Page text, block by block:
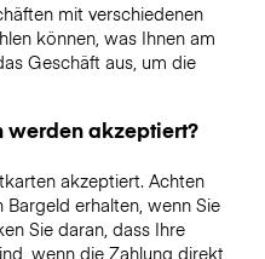
mit verschiedenen
können, was Ihnen am
Geschäft aus, um die
werden akzeptiert?
akzeptiert. Achten
erhalten, wenn Sie
Sie daran, dass Ihre
wenn die Zahlung direkt